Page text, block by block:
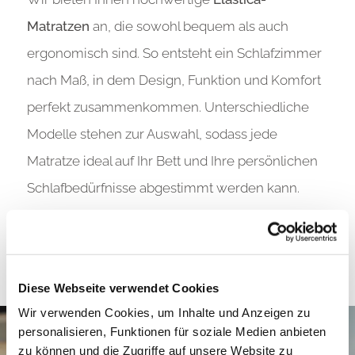
Diese Webseite verwendet Cookies
Wir verwenden Cookies, um Inhalte und Anzeigen zu
personalisieren, Funktionen für soziale Medien anbieten
zu können und die Zugriffe auf unsere Website zu
Matratzen an, die sowohl bequem als auch
ergonomisch sind. So entsteht ein Schlafzimmer
nach Maß, in dem Design, Funktion und Komfort
perfekt zusammenkommen. Unterschiedliche
Modelle stehen zur Auswahl, sodass jede
Matratze ideal auf Ihr Bett und Ihre persönlichen
Schlafbedürfnisse abgestimmt werden kann.